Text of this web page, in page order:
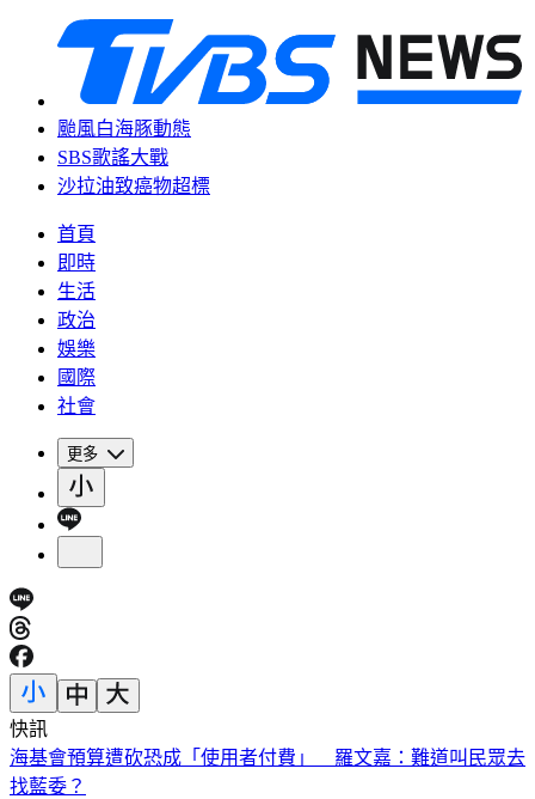
颱風白海豚動態
SBS歌謠大戰
沙拉油致癌物超標
首頁
即時
生活
政治
娛樂
國際
社會
更多
快訊
桃園85歲嬤遭「鐵拐狂砸」亡！老伴自首殺人 兒媳返家驚見
慘狀